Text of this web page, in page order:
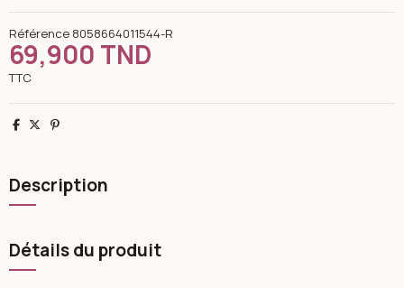
Référence 8058664011544-R
69,900 TND
TTC
Partager
TweetPinterest
Description
Détails du produit